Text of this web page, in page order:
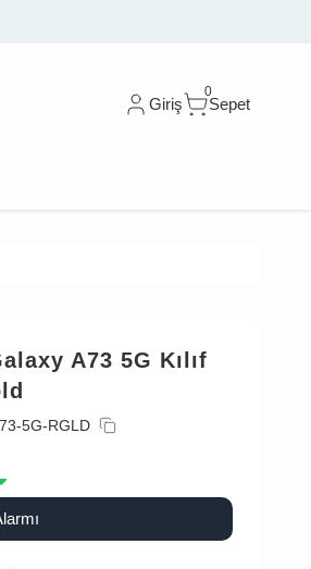
Giriş
0
Sepet
A73 5G Kılıf
5G-RGLD